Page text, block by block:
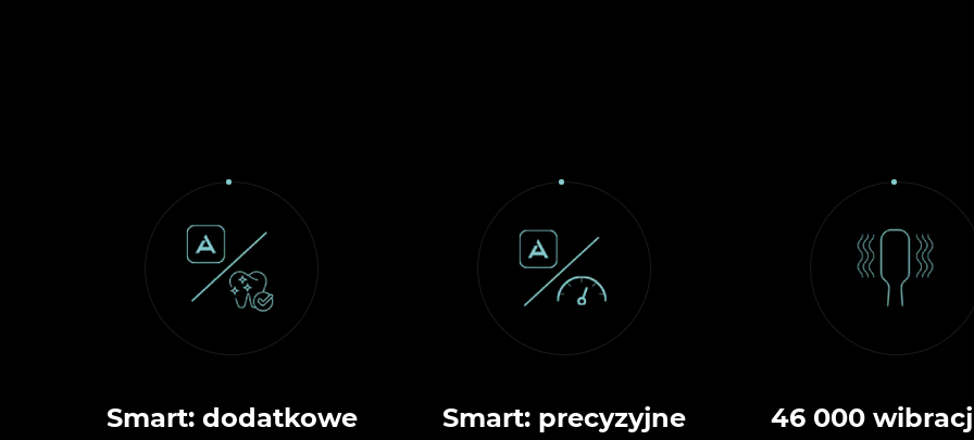
Smart: dodatkowe
Smart: precyzyjne
46 000